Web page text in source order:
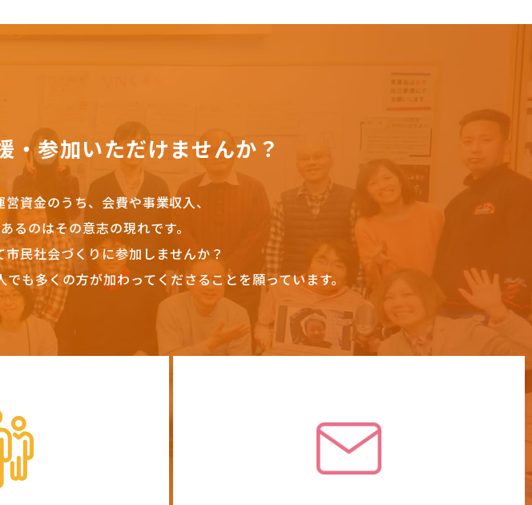
・参加いただけませんか？
営資金のうち、会費や事業収入、
るのはその意志の現れです。
民社会づくりに参加しませんか？
も多くの方が加わってくださることを願っています。